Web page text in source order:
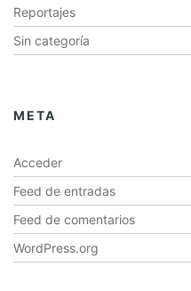
Reportajes
Sin categoría
META
Acceder
Feed de entradas
Feed de comentarios
WordPress.org